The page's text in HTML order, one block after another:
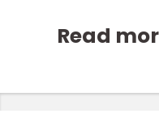
Read